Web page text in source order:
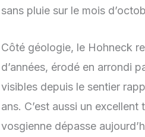
sans pluie sur le mois
Côté géologie, le Hohneck
d’années, érodé en arrondi
visibles depuis le sentier
ans. C’est aussi un
vosgienne dépasse